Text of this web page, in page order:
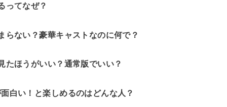
ってなぜ？
らない？豪華キャストなのに何で？
たほうがいい？通常版でいい？
白い！と楽しめるのはどんな人？